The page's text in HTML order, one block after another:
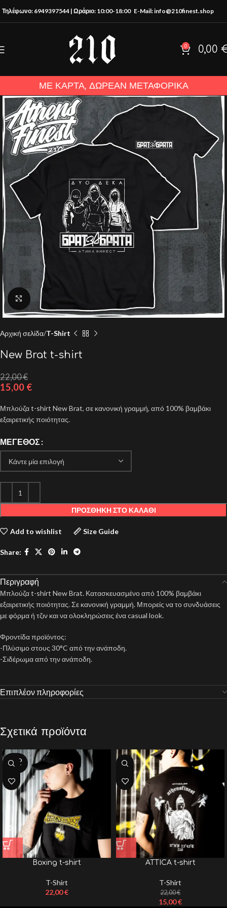
Τηλέφωνο: 6949397544 | Ωράριο: 10:00-18:00 E-Mail: info@210finest.shop
0 0,00
ΜΕ ΚΑΡΤΑ, ΔΩΡΕΑΝ ΜΕΤΑΦΟΡΙΚΑ
Click to enlarge
Αρχική σελίδα T-Shirt
New Brat t-shirt
22,00€
15,00 €
Μπλούζα t-shirt New Brat, σε κανονική γραμμή, από 100% βαμβάκι
εξαιρετικής ποιότητας.
ΜΈΓΕΘΟΣ
ΠΡΟΣΘΉΚΗ ΣΤΟ ΚΑΛΆΘΙ
Add to wishlist Size Guide
Share:
Περιγραφή
Μπλούζα t-shirt New Brat. Κατασκευασμένο από 100% βαμβάκι
εξαιρετικής ποιότητας. Σε κανονική γραμμή. Μπορείς να το συνδυάσεις
με φόρμα ή τζιν και να ολοκληρώσεις ένα casual look.
Φροντίδα προϊόντος:
-Πλύσιμο στους 30°C από την ανάποδη.
-Σιδέρωμα από την ανάποδη.
Επιπλέον πληροφορίες
Σχετικά προϊόντα
SOLD
OUT
Boxing t-shirt
T-Shirt
22,00€
ATTICA t-shirt
T-Shirt
22,00€
15,00€